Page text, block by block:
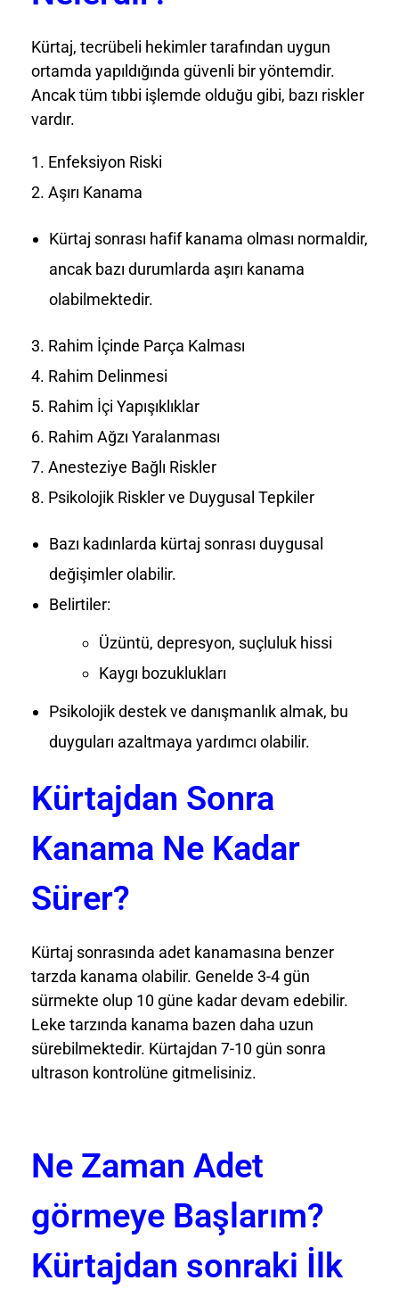
Kürtaj, tecrübeli hekimler tarafından uygun
ortamda yapıldığında güvenli bir yöntemdir.
Ancak tüm tıbbi işlemde olduğu gibi, bazı riskler
vardır.
Enfeksiyon Riski
Aşırı Kanama
Kürtaj sonrası hafif kanama olması normaldir,
ancak bazı durumlarda aşırı kanama
olabilmektedir.
Rahim İçinde Parça Kalması
Rahim Delinmesi
Rahim İçi Yapışıklıklar
Rahim Ağzı Yaralanması
Anesteziye Bağlı Riskler
Psikolojik Riskler ve Duygusal Tepkiler
Bazı kadınlarda kürtaj sonrası duygusal
değişimler olabilir.
Belirtiler:
Üzüntü, depresyon, suçluluk hissi
Kaygı bozuklukları
Psikolojik destek ve danışmanlık almak, bu
duyguları azaltmaya yardımcı olabilir.
Kürtajdan Sonra
Kanama Ne Kadar
Sürer?
Kürtaj sonrasında adet kanamasına benzer
tarzda kanama olabilir. Genelde 3-4 gün
sürmekte olup 10 güne kadar devam edebilir.
Leke tarzında kanama bazen daha uzun
sürebilmektedir. Kürtajdan 7-10 gün sonra
ultrason kontrolüne gitmelisiniz.
Ne Zaman Adet
görmeye Başlarım?
Kürtajdan sonraki İlk